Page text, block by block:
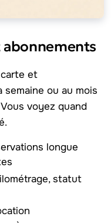
et
ou au mois
voyez quand
longue
statut